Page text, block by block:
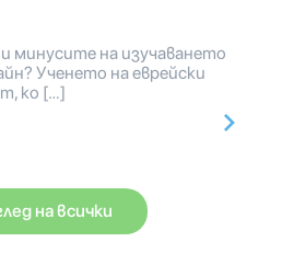
минусите на изучаването
Ученето на еврейски
ко […]
на всички